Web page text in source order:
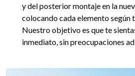
y del posterior montaje en la
colocando cada elemento según
Nuestro objetivo es que te
inmediato, sin preocupaciones